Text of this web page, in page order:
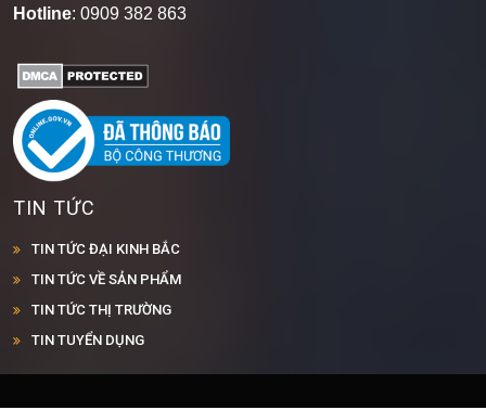
Hotline: 0909 382 863
TIN TỨC
TIN TỨC ĐẠI KINH BẮC
TIN TỨC VỀ SẢN PHẨM
TIN TỨC THỊ TRƯỜNG
TIN TUYỂN DỤNG